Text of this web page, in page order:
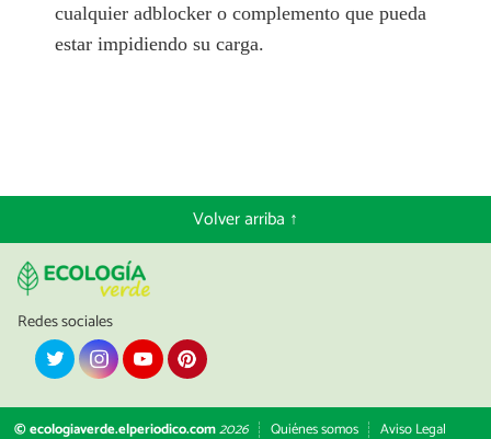
cualquier adblocker o complemento que pueda
estar impidiendo su carga.
Volver arriba ↑
Redes sociales
© ecologiaverde.elperiodico.com2026 Quiénes somos Aviso Legal